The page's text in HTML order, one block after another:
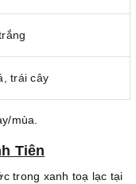
trái cây
mùa.
Tiên
trong xanh toạ lạc tại